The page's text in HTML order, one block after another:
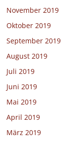
November 2019
Oktober 2019
September 2019
August 2019
Juli 2019
Juni 2019
Mai 2019
April 2019
März 2019